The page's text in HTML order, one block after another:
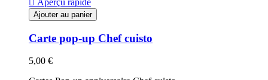
 Aperçu rapide
Ajouter au panier
Carte pop-up Chef cuisto
5,00 €